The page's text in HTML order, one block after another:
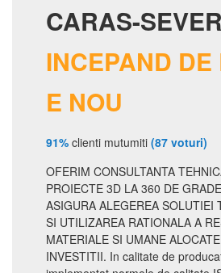
CARAS-
INCEPAND
E NOU
91% clienti mutumiti (87 voturi)
OFERIM CONSULTANTA
PROIECTE 3D LA 360 DE
ASIGURA ALEGEREA SOLUTIEI
SI UTILIZAREA RATIONALA A
MATERIALE SI UMANE
INVESTITII. In calitate de